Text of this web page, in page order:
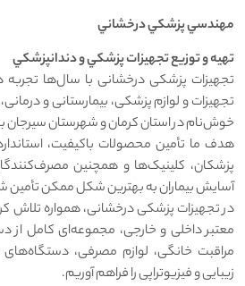
مهندسي پزشکي درخشاني
تهيه و توزيع تجهيزات پزشکي و دندانپزشکي
تجهیزات پزشکی درخشانی با سال‌ها تجربه
تجهیزات و لوازم پزشکی، بیمارستانی و
خوش‌نام در استان کرمان و شهرستان سیرجان
هدف ما تأمین محصولات باکیفیت، استاندارد
پزشکان، کلینیک‌ها و همچنین
آسایش بیماران به بهترین شکل ممکن تأمین
در تجهیزات پزشکی درخشانی، همواره تلاش
معتبر داخلی و خارجی، مجموعه‌ای کامل از
مراقبت خانگی، لوازم مصرفی،
زیبایی و فیزیوتراپی را فراهم آوریم.